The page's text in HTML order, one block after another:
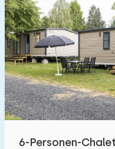
6-Personen-